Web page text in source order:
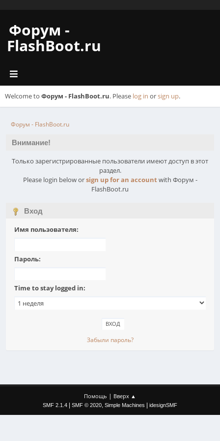
Форум -
FlashBoot.ru
Welcome to Форум - FlashBoot.ru. Please log in orsign up.
Форум - FlashBoot.ru
Внимание!
Только зарегистрированные пользователи имеют доступ в этот
раздел.
Please login below orsign up for an accountwith Форум -
FlashBoot.ru
Вход
Имя пользователя:
Пароль:
Time to stay logged in:
Забыли пароль?
Помощь | Вверх ▲
SMF 2.1.4 SMF © 2020, Simple Machines idesignSMF